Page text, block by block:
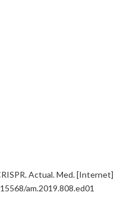
Actual. Med. [Internet]
am.2019.808.ed01